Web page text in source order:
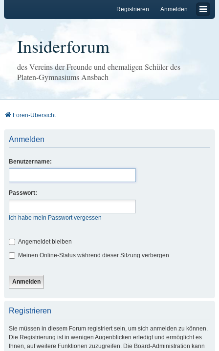
Anmelden
Registrieren
Insiderforum
des Vereins der Freunde und ehemaligen Schüler des
Platen-Gymnasiums Ansbach
Foren-Übersicht
Anmelden
Benutzername:
Passwort:
Ich habe mein Passwort vergessen
Angemeldet bleiben
Meinen Online-Status während dieser Sitzung verbergen
Registrieren
Sie müssen in diesem Forum registriert sein, um sich anmelden zu können.
Die Registrierung ist in wenigen Augenblicken erledigt und ermöglicht es
Ihnen, auf weitere Funktionen zuzugreifen. Die Board-Administration kann